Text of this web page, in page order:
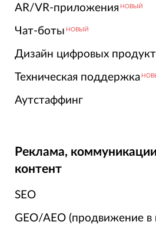
AR/VR-приложения НОВЫЙ
Чат-боты НОВЫЙ
Дизайн цифровых
Техническая поддержка
Аутстаффинг
Реклама,
контент
SEO
GEO/AEO (продвижение в